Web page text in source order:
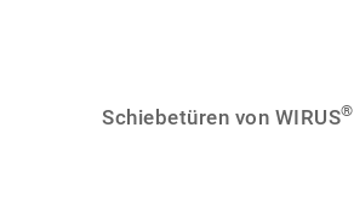
Schiebetüren von WIRUS®